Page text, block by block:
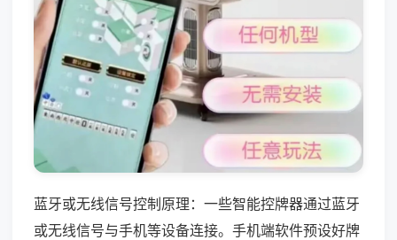
蓝牙或无线信号控制原理：一些智能控牌器通过蓝牙
或无线信号与手机等设备连接。手机端软件预设好牌